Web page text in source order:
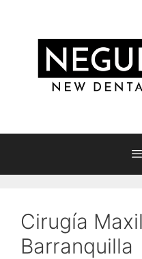
Cirugía
Barranquilla